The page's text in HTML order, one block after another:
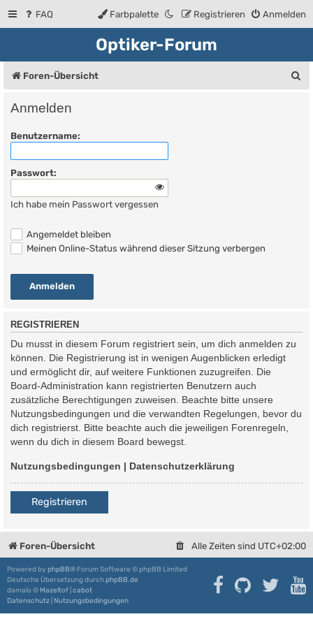
FAQ Anmelden
Registrieren
Farbpalette
Optiker-Forum
Foren-Übersicht
Anmelden
Benutzername:
Passwort:
Ich habe mein Passwort vergessen
Angemeldet bleiben
Meinen Online-Status während dieser Sitzung verbergen
REGISTRIEREN
Du musst in diesem Forum registriert sein, um dich anmelden zu
können. Die Registrierung ist in wenigen Augenblicken erledigt
und ermöglicht dir, auf weitere Funktionen zuzugreifen. Die
Board-Administration kann registrierten Benutzern auch
zusätzliche Berechtigungen zuweisen. Beachte bitte unsere
Nutzungsbedingungen und die verwandten Regelungen, bevor du
dich registrierst. Bitte beachte auch die jeweiligen Forenregeln,
wenn du dich in diesem Board bewegst.
Nutzungsbedingungen | Datenschutzerklärung
Registrieren
Foren-Übersicht Alle Zeiten sind UTC+02:00
Powered by phpBB® Forum Software © phpBB Limited
Deutsche Übersetzung durchphpBB.de
damaïo © Mazeltof cabot
Datenschutz Nutzungsbedingungen